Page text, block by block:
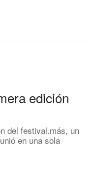
edición
del festival.más, un
en una sola